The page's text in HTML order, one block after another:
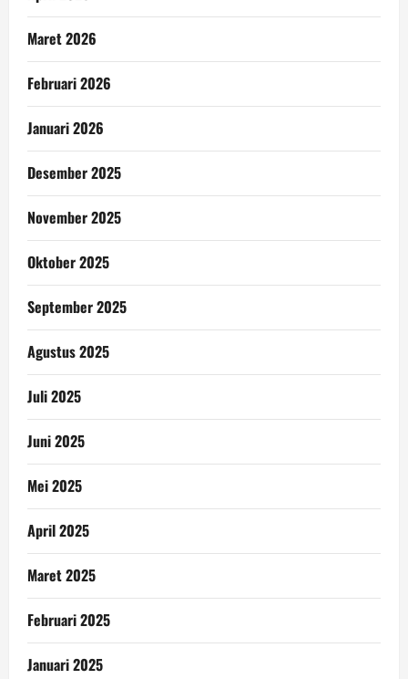
Maret 2026
Februari 2026
Januari 2026
Desember 2025
November 2025
Oktober 2025
September 2025
Agustus 2025
Juli 2025
Juni 2025
Mei 2025
April 2025
Maret 2025
Februari 2025
Januari 2025